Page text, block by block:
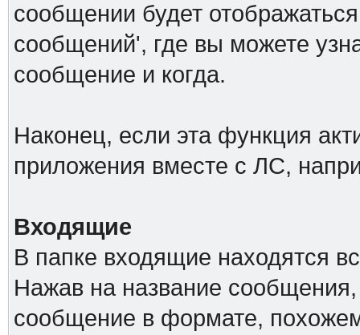
сообщении будет
сообщений', где вы можете
сообщение и когда.
Наконец, если эта функция
приложения вместе с ЛС,
Входящие
В папке входящие находятся
Нажав на название
сообщение в формате,